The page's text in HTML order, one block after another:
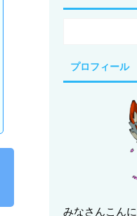
プロフィール
みなさんこん